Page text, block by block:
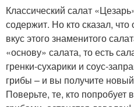
Классический салат
содержит. Но кто сказал,
вкус этого знаменитого
«основу» салата, то есть
гренки-сухарики и соус-
грибы – и вы получите
Поверьте, те, кто попробует